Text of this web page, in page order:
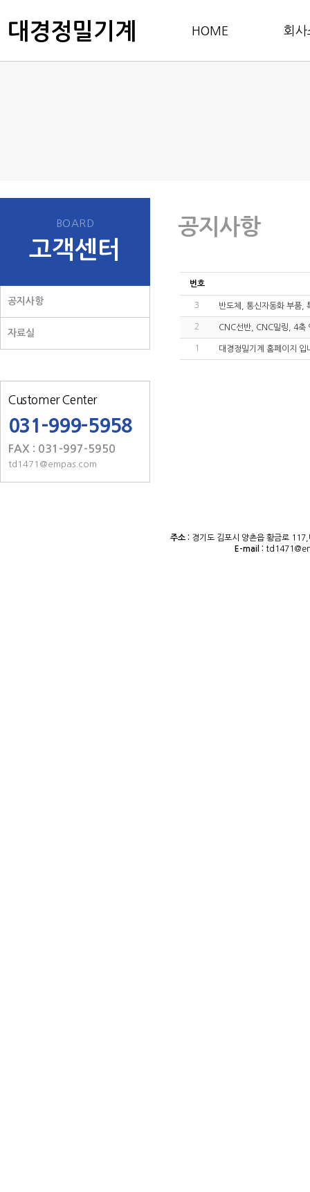
대경정밀기계 HOME 회사
BOARD
고객센터
공지사항
자료실
Customer Center
031-999-5958
FAX : 031-997-5950
td1471@empas.com
공지사항
번호
3 반도체, 통신자동화 부품,
2 CNC선반, CNC밀링, 4축
1 대경정밀기계 홈페이지 입
주소 : 경기도 김포시 양촌읍 황금로
E-mail :